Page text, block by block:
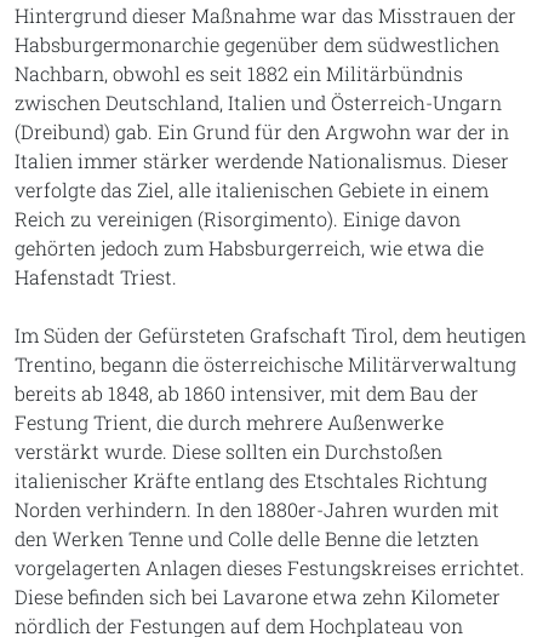
Hintergrund dieser Maßnahme war das Misstrauen der
Habsburgermonarchie gegenüber dem südwestlichen
Nachbarn, obwohl es seit 1882 ein Militärbündnis
zwischen Deutschland, Italien und Österreich-Ungarn
(Dreibund) gab. Ein Grund für den Argwohn war der in
Italien immer stärker werdende Nationalismus. Dieser
verfolgte das Ziel, alle italienischen Gebiete in einem
Reich zu vereinigen (Risorgimento). Einige davon
gehörten jedoch zum Habsburgerreich, wie etwa die
Hafenstadt Triest.
Im Süden der Gefürsteten Grafschaft Tirol, dem heutigen
Trentino, begann die österreichische Militärverwaltung
bereits ab 1848, ab 1860 intensiver, mit dem Bau der
Festung Trient, die durch mehrere Außenwerke
verstärkt wurde. Diese sollten ein Durchstoßen
italienischer Kräfte entlang des Etschtales Richtung
Norden verhindern. In den 1880er-Jahren wurden mit
den Werken Tenne und Colle delle Benne die letzten
vorgelagerten Anlagen dieses Festungskreises errichtet.
Diese befinden sich bei Lavarone etwa zehn Kilometer
nördlich der Festungen auf dem Hochplateau von